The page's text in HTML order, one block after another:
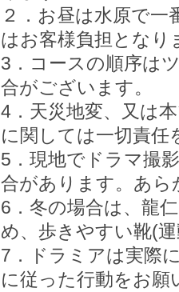
２．お昼は水原で
はお客様負担とな
3．コースの順序は
合がございます。
4．天災地変、又は
に関しては一切責任
5．現地でドラマ撮
合があります。あ
6．冬の場合は、龍
め、歩きやすい靴(
7．ドラミアは実際
に従った行動をお願